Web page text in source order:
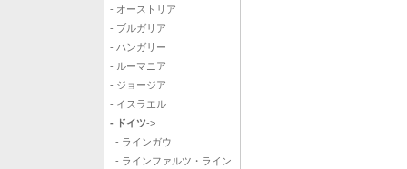
- オーストリア
- ブルガリア
- ハンガリー
- ルーマニア
- ジョージア
- イスラエル
- ドイツ->
- ラインガウ
- ラインファルツ・ライン